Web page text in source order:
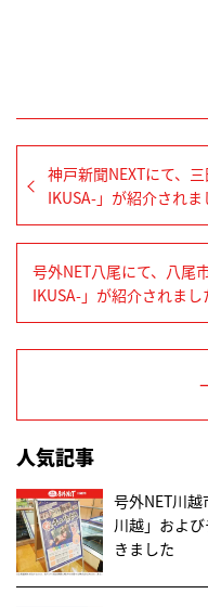
神戸新聞NEXTにて、
IKUSA-」が紹介されま
号外NET八尾にて、八尾
IKUSA-」が紹介されまし
人気記事
号外NET川
川越」およ
きました